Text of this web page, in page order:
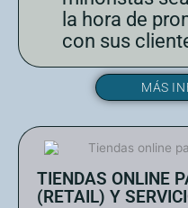
la hora de
con sus
MÁS
TIENDAS ONLINE
(RETAIL) Y